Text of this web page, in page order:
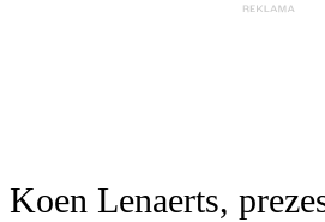
Koen Lenaerts,